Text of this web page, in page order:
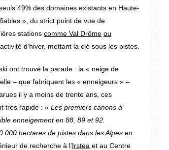
49% des domaines existants en Haute-
», du strict point de vue de
stations comme Val Drôme ou
d’hiver, mettant la clé sous les pistes.
ont trouvé la parade : la « neige de
– que fabriquent les « enneigeurs » –
il y a moins de trente ans, ces
très rapide : « Les premiers canons à
enneigement en 88, 89 et 92.
000 hectares de pistes dans les Alpes en
de recherche à l’Irstea et au Centre